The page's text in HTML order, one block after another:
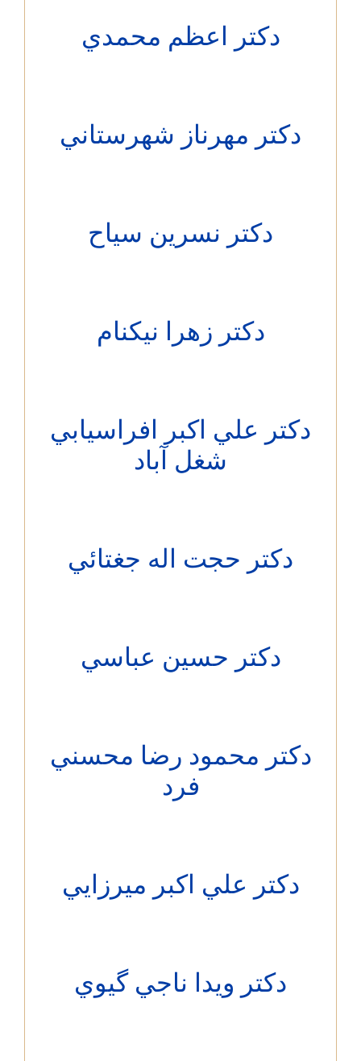
دکتر اعظم محمدي
دکتر مهرناز شهرستاني
دکتر نسرین سیاح
دکتر زهرا نیکنام
علي اكبر افراسيابي
شغل آباد
دکتر حجت اله جغتائي
دکتر حسين عباسي
محمود رضا محسني
دکتر علي اكبر ميرزايي
دکتر ويدا ناجي گيوي